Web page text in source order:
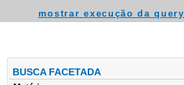
mostrar execução da query
BUSCA FACETADA